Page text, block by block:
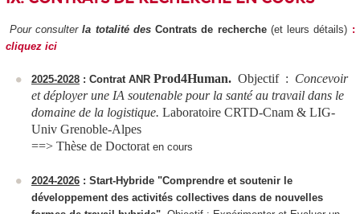
Pour consulterla totalité des Contrats de recherche(et leurs détails) :
cliquez ici
2025-2028 : Contrat ANR Prod4Human. Objectif : Concevoir
et déployer une IA soutenable pour la santé au travail dans le
domaine de la logistique. Laboratoire CRTD-Cnam & LIG-
Univ Grenoble-Alpes
==> Thèse de Doctorat en cours
2024-2026 : Start-Hybride "Comprendre et soutenir le
développement des activités collectives dans de nouvelles